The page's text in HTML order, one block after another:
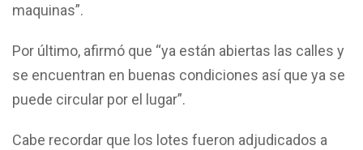
maquinas”.
Por último, afirmó que “ya están abiertas las calles y
se encuentran en buenas condiciones así que ya se
puede circular por el lugar”.
Cabe recordar que los lotes fueron adjudicados a